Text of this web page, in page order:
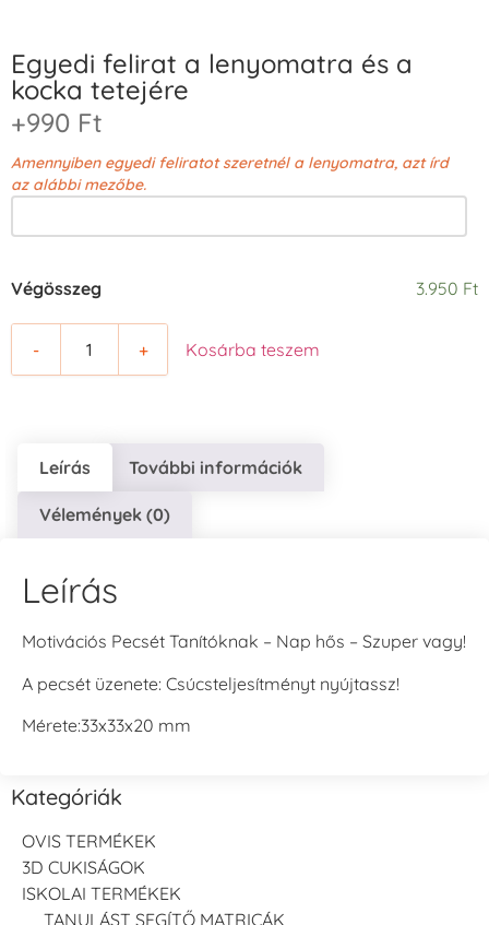
Egyedi felirat a lenyomatra és a
kocka tetejére
+990 Ft
Amennyiben egyedi feliratot szeretnél a lenyomatra, azt írd
az alábbi mezőbe.
Végösszeg 3.950 Ft
- + Kosárba teszem
Leírás További információk
Vélemények (0)
Leírás
Motivációs Pecsét Tanítóknak – Nap hős – Szuper vagy!
A pecsét üzenete: Csúcsteljesítményt nyújtassz!
Mérete:33x33x20 mm
Kategóriák
OVIS TERMÉKEK
3D CUKISÁGOK
ISKOLAI TERMÉKEK
TANULÁST SEGÍTŐ MATRICÁK